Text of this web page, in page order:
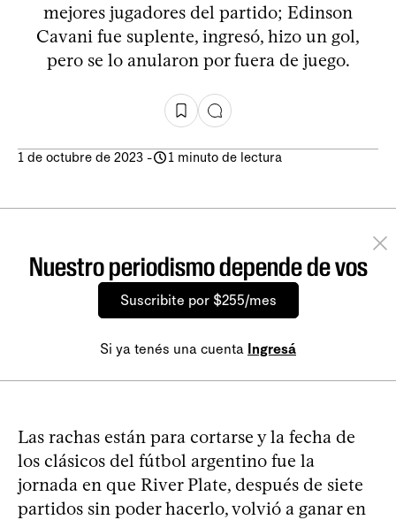
mejores jugadores del partido; Edinson
Cavani fue suplente, ingresó, hizo un gol,
pero se lo anularon por fuera de juego.
1 de octubre de 2023 - 1 minuto de lectura
Nuestro periodismo depende de vos
Suscribite por $255/mes
Si ya tenés una cuenta Ingresá
Las rachas están para cortarse y la fecha de
los clásicos del fútbol argentino fue la
jornada en que River Plate, después de siete
partidos sin poder hacerlo, volvió a ganar en